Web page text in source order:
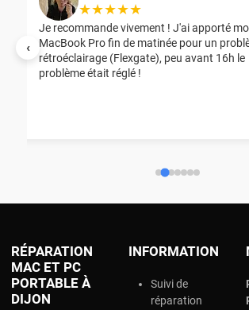
‹
★★★★★
Je recommande vivement ! J'ai apporté
MacBook Pro fin de matinée pour un
rétroéclairage (Flexgate), peu avant 16h le
problème était réglé !
RÉPARATION
MAC ET PC
PORTABLE À
DIJON
INFORMATION
Suivi de
réparation